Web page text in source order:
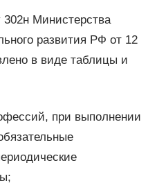
Министерства
развития РФ от 12
в виде таблицы и
при выполнении